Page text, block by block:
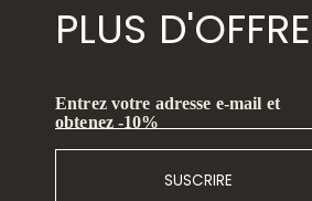
PLUS
Entrez votre adresse e-mail et
obtenez -10%
SUSCRIRE